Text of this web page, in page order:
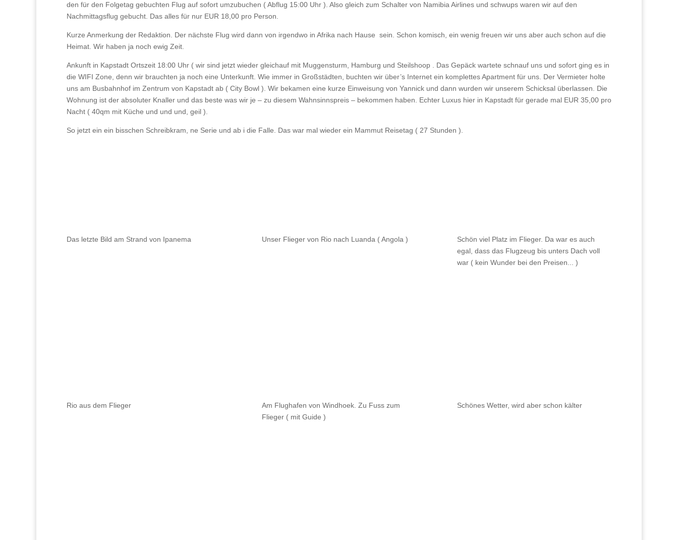
den für den Folgetag gebuchten Flug auf sofort umzubuchen ( Abflug 15:00 Uhr ). Also gleich zum Schalter von Namibia Airlines und schwups waren wir auf den
Nachmittagsflug gebucht. Das alles für nur EUR 18,00 pro Person.
Kurze Anmerkung der Redaktion. Der nächste Flug wird dann von irgendwo in Afrika nach Hause sein. Schon komisch, ein wenig freuen wir uns aber auch schon auf die
Heimat. Wir haben ja noch ewig Zeit.
Ankunft in Kapstadt Ortszeit 18:00 Uhr ( wir sind jetzt wieder gleichauf mit Muggensturm, Hamburg und Steilshoop . Das Gepäck wartete schnauf uns und sofort ging es in
die WIFI Zone, denn wir brauchten ja noch eine Unterkunft. Wie immer in Großstädten, buchten wir über’s Internet ein komplettes Apartment für uns. Der Vermieter holte
uns am Busbahnhof im Zentrum von Kapstadt ab ( City Bowl ). Wir bekamen eine kurze Einweisung von Yannick und dann wurden wir unserem Schicksal überlassen. Die
Wohnung ist der absoluter Knaller und das beste was wir je – zu diesem Wahnsinnspreis – bekommen haben. Echter Luxus hier in Kapstadt für gerade mal EUR 35,00 pro
Nacht ( 40qm mit Küche und und und, geil ).
So jetzt ein ein bisschen Schreibkram, ne Serie und ab i die Falle. Das war mal wieder ein Mammut Reisetag ( 27 Stunden ).
Das letzte Bild am Strand von Ipanema Unser Flieger von Rio nach Luanda ( Angola )
Schön viel Platz im Flieger. Da war es auch
egal, dass das Flugzeug bis unters Dach voll
war ( kein Wunder bei den Preisen... )
Rio aus dem Flieger
Am Flughafen von Windhoek. Zu Fuss zum
Flieger ( mit Guide )
Schönes Wetter, wird aber schon kälter